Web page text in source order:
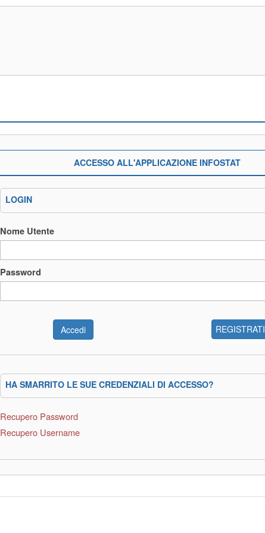
ACCESSO ALL'APPLICAZIONE INFOSTAT
LOGIN
Nome Utente
Password
REGISTRATI
HA SMARRITO LE SUE CREDENZIALI DI ACCESSO?
Recupero Password
Recupero Username